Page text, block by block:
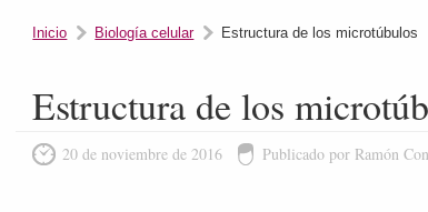
Inicio Biología celular Estructura de los microtúbulos
Estructura de los
20 de noviembre de 2016 Publicado por Ramón